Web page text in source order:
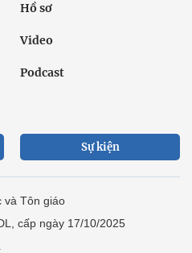
Hồ sơ
Video
Podcast
Sự kiện
và Tôn giáo
cấp ngày 17/10/2025